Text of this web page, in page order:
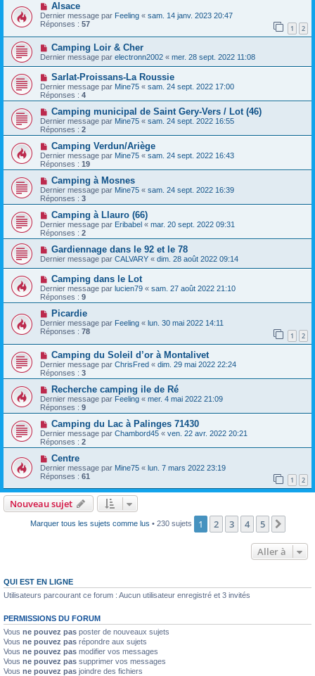
Alsace
Dernier message par Feeling « sam. 14 janv. 2023 20:47
Réponses : 57 1 2
Camping Loir & Cher
Dernier message par electronn2002 « mer. 28 sept. 2022 11:08
Sarlat-Proissans-La Roussie
Dernier message par Mine75 « sam. 24 sept. 2022 17:00
Réponses : 4
Camping municipal de Saint Gery-Vers / Lot (46)
Dernier message par Mine75 « sam. 24 sept. 2022 16:55
Réponses : 2
Camping Verdun/Ariège
Dernier message par Mine75 « sam. 24 sept. 2022 16:43
Réponses : 19
Camping à Mosnes
Dernier message par Mine75 « sam. 24 sept. 2022 16:39
Réponses : 3
Camping à Llauro (66)
Dernier message par Eribabel « mar. 20 sept. 2022 09:31
Réponses : 2
Gardiennage dans le 92 et le 78
Dernier message par CALVARY « dim. 28 août 2022 09:14
Camping dans le Lot
Dernier message par lucien79 « sam. 27 août 2022 21:10
Réponses : 9
Picardie
Dernier message par Feeling « lun. 30 mai 2022 14:11
Réponses : 78 1 2
Camping du Soleil d’or à Montalivet
Dernier message par ChrisFred « dim. 29 mai 2022 22:24
Réponses : 3
Recherche camping ile de Ré
Dernier message par Feeling « mer. 4 mai 2022 21:09
Réponses : 9
Camping du Lac à Palinges 71430
Dernier message par Chambord45 « ven. 22 avr. 2022 20:21
Réponses : 2
Centre
Dernier message par Mine75 « lun. 7 mars 2022 23:19
Réponses : 61 1 2
Nouveau sujet
Marquer tous les sujets comme lus • 230 sujets 1 2 3 4 5
Aller à
QUI EST EN LIGNE
Utilisateurs parcourant ce forum : Aucun utilisateur enregistré et 3 invités
PERMISSIONS DU FORUM
Vous ne pouvez pas poster de nouveaux sujets
Vous ne pouvez pas répondre aux sujets
Vous ne pouvez pas modifier vos messages
Vous ne pouvez pas supprimer vos messages
Vous ne pouvez pas joindre des fichiers